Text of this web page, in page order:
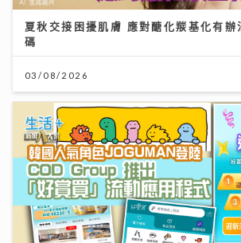
夏秋交接困擾肌膚 應對醣化羰基化有辦
碼
03/08/2026